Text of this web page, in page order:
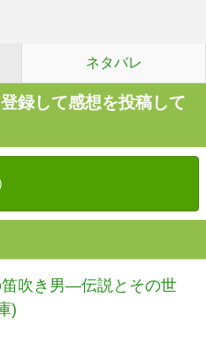
ネタバレ
録して感想を投稿して
吹き男―伝説とその世
)